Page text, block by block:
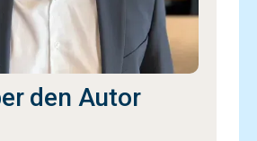
den Autor